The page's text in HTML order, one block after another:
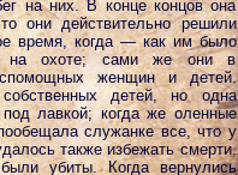
на них. В конце концов она
они действительно решили
время, когда — как им было
на охоте; сами же они в
женщин и детей.
детей, но одна
лавкой; когда же оленные
служанке все, что у
также избежать смерти,
убиты. Когда вернулись